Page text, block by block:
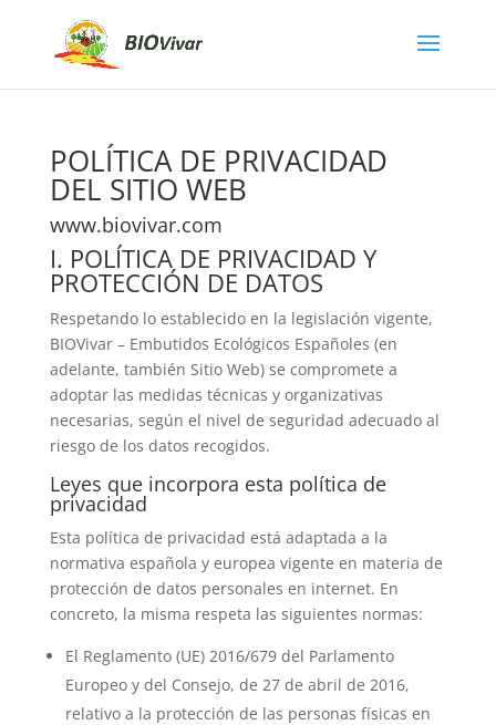
POLÍTICA DE PRIVACIDAD
DEL SITIO WEB
www.biovivar.com
I. POLÍTICA DE PRIVACIDAD Y
PROTECCIÓN DE DATOS
Respetando lo establecido en la legislación vigente,
BIOVivar – Embutidos Ecológicos Españoles (en
adelante, también Sitio Web) se compromete a
adoptar las medidas técnicas y organizativas
necesarias, según el nivel de seguridad adecuado al
riesgo de los datos recogidos.
Leyes que incorpora esta política de
privacidad
Esta política de privacidad está adaptada a la
normativa española y europea vigente en materia de
protección de datos personales en internet. En
concreto, la misma respeta las siguientes normas:
El Reglamento (UE) 2016/679 del Parlamento
Europeo y del Consejo, de 27 de abril de 2016,
relativo a la protección de las personas físicas en